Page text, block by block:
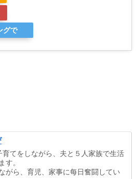
グで
育てをしながら、夫と５人家族で生活
す。
がら、育児、家事に每日奮闘してい